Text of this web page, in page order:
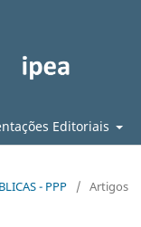
Editoriais
- PPP / Artigos